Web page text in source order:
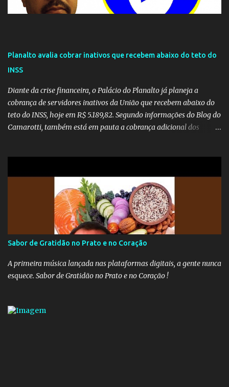
Planalto avalia cobrar inativos que recebem abaixo do teto do
INSS
Diante da crise financeira, o Palácio do Planalto já planeja a
cobrança de servidores inativos da União que recebem abaixo do
teto do INSS, hoje em R$ 5.189,82. Segundo informações do Blog do
Camarotti, também está em pauta a cobrança adicional dos
a publicação, a reforma da Previdência Social também está sendo
analisada pelos governadores, que querem subir a taxa de
recolhimento. Nesse caso, seriam atingidos os inativos da União e
dos estados. Atualmente, o teto do INSS é de R$ 5.189,82
Sabor de Gratidão no Prato e no Coração
A primeira música lançada nas plataformas digitais, a gente nunca
esquece. Sabor de Gratidão no Prato e no Coração !